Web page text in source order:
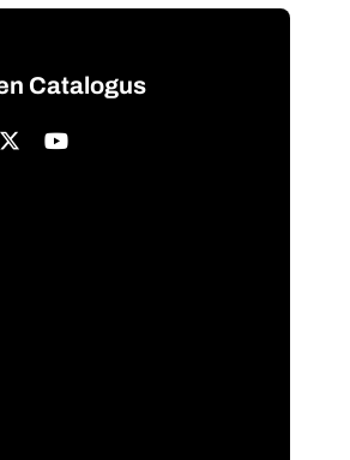
Catalogus